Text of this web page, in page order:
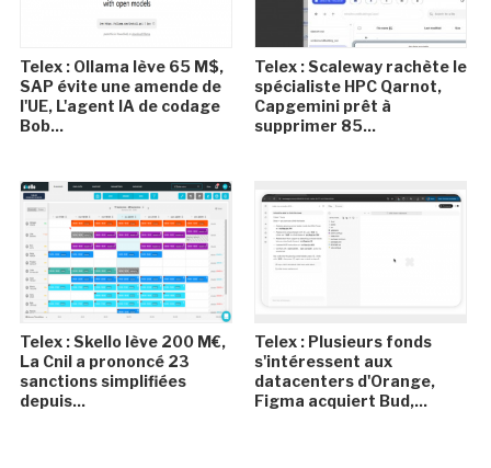
Telex : Ollama lève 65 M$,
SAP évite une amende de
l'UE, L'agent IA de codage
Bob...
Telex : Scaleway rachète le
spécialiste HPC Qarnot,
Capgemini prêt à
supprimer 85...
Telex : Skello lève 200 M€,
La Cnil a prononcé 23
sanctions simplifiées
depuis...
Telex : Plusieurs fonds
s'intéressent aux
datacenters d'Orange,
Figma acquiert Bud,...